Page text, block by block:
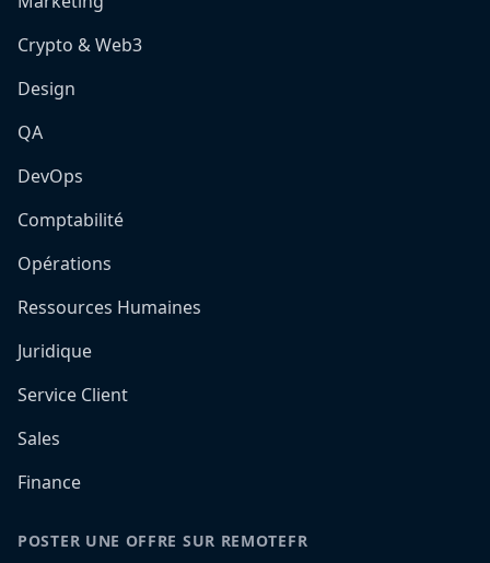
Crypto & Web3
Design
QA
DevOps
Comptabilité
Opérations
Ressources Humaines
Juridique
Service Client
Sales
Finance
POSTER UNE OFFRE SUR REMOTEFR